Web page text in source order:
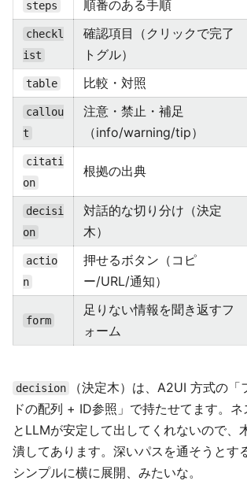
steps 順番のある手順
checkl
ist
確認項目（クリックで完了
トグル）
table 比較・対照
callou
t
注意・禁止・補足
（info/warning/tip）
citati
on
根拠の出典
decisi
on
対話的な切り分け（決定
木）
actio
n
押せるボタン（コピ
ー/URL/通知）
form
足りない情報を聞き返すフ
ォーム
decision
（決定木）は、A2UI 方式の「
ドの配列 + ID参照」で持たせてます。ネ
とLLMが安定して出してくれないので、
潰してあります。深いパスを通そうとす
シンプルに横に展開、みたいな。